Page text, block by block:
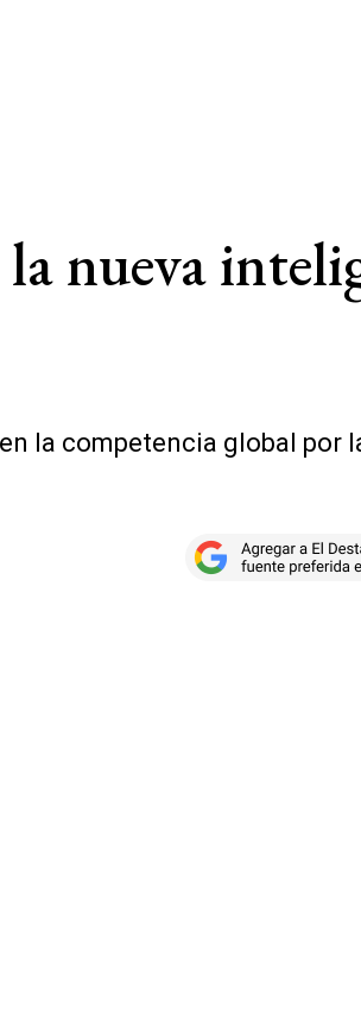
nueva
la competencia global